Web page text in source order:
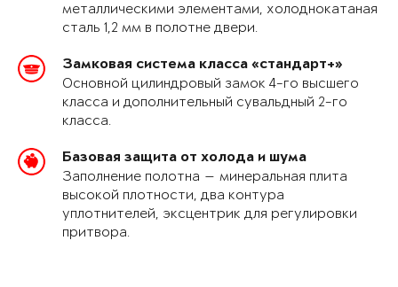
металлическими элементами, холоднокатаная
сталь 1,2 мм в полотне двери.
Замковая система класса «стандарт+»
Основной цилиндровый замок 4-го высшего
класса и дополнительный сувальдный 2-го
класса.
Базовая защита от холода и шума
Заполнение полотна — минеральная плита
высокой плотности, два контура
уплотнителей, эксцентрик для регулировки
притвора.